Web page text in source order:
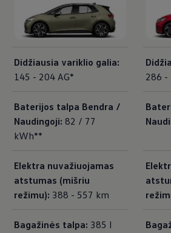
Didžiausia variklio galia:
145 - 204 AG*
286 -
Baterijos talpa Bendra /
Naudingoji: 82 / 77
kWh**
Elektra nuvažiuojamas
atstumas (mišriu
režimu): 388 - 557 km
Bagažinės talpa: 385 l